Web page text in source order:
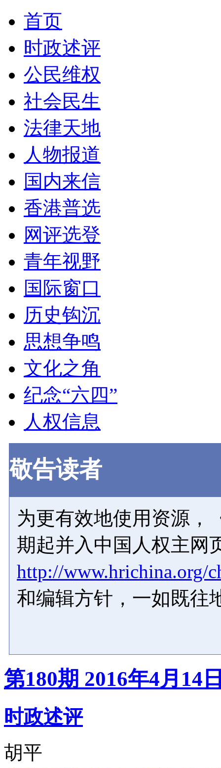
首页
时政述评
公民维权
社会民生
法律天地
人物报道
国内来信
香港普选
网评选登
青年视野
国际窗口
历史钩沉
思想争鸣
文化之角
纪念“六四”
人权信息
敬告读者
为更有效地使用资源，
期起并入中国人权主网
http://www.hrichina.org/
和编辑方针，一如既往
第180期 2016年4月14
时政述评
胡平